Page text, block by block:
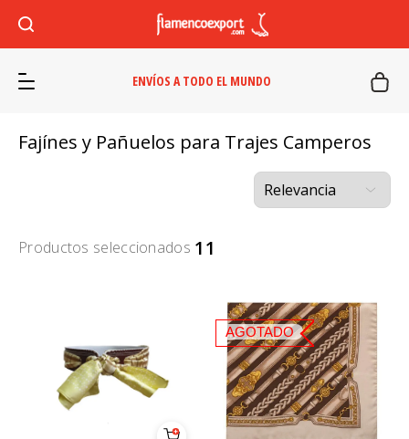
ENVÍOS A TODO EL MUNDO
Fajínes y Pañuelos para Trajes Camperos
Productos seleccionados 11
AGOTADO